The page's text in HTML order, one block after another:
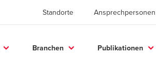
Standorte Ansprechpersonen
Branchen Publikationen